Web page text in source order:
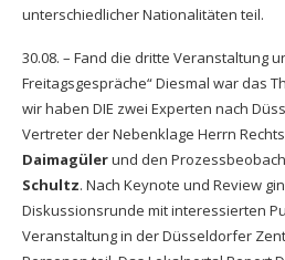
unterschiedlicher Nationalitäten teil.
30.08. – Fand die dritte Veranstaltung
Freitagsgespräche“ Diesmal war das
wir haben DIE zwei Experten nach
Vertreter der Nebenklage Herrn
Daimagülerund den
Schultz. Nach Keynote und Review
Diskussionsrunde mit interessierten
Veranstaltung in der Düsseldorfer